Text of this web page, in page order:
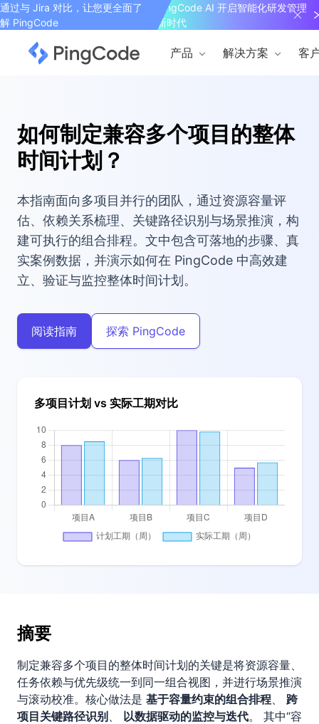
通过与 Jira 对比，让您更全面了
解 PingCode
PingCode AI 开启智能化研发管理
新时代
产品 解决方案 客
如何制定兼容多个项目的整体
时间计划？
本指南面向多项目并行的团队，通过资源容量评
估、依赖关系梳理、关键路径识别与场景推演，构
建可执行的组合排程。文中包含可落地的步骤、真
实案例数据，并演示如何在 PingCode 中高效建
立、验证与监控整体时间计划。
阅读指南 探索 PingCode
多项目计划 vs 实际工期对比
摘要
制定兼容多个项目的整体时间计划的关键是将资源容量、
任务依赖与优先级统一到同一组合视图，并进行场景推演
与滚动校准。核心做法是 基于容量约束的组合排程、 跨
项目关键路径识别 、 以数据驱动的监控与迭代。 其中“容